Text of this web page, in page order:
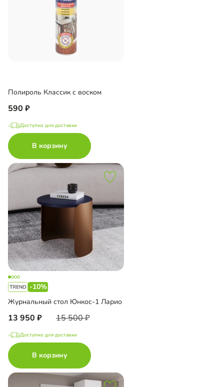
Полироль Классик с воском
590
Доступно для доставки
В корзину
-10%
Журнальный стол Юнкос-1 Ларио
13 950 15 500
Доступно для доставки
В корзину